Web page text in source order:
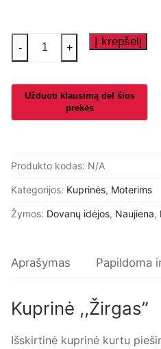
produkto
kiekis:
,,Žirgas"
- + Į krepšelį
Produkto kodas: N/A
Kategorijos: Kuprinės, Moterims
Žymos: Dovanų idėjos, Naujiena,
Aprašymas Papildoma
Kuprinė ,,Žirgas”
Išskirtinė kuprinė kurtu